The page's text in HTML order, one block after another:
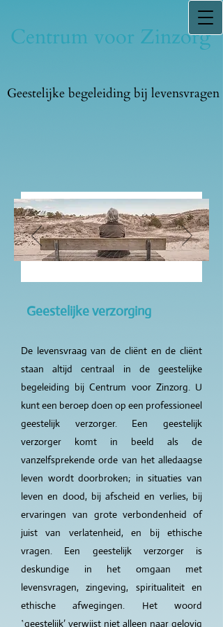
Centrum voor Zinzorg
Geestelijke begeleiding bij levensvragen
Geestelijke verzorging
De levensvraag van de cliënt en de cliënt
staan altijd centraal in de geestelijke
begeleiding bij Centrum voor Zinzorg. U
kunt een beroep doen op een professioneel
geestelijk verzorger. Een geestelijk
verzorger komt in beeld als de
vanzelfsprekende orde van het alledaagse
leven wordt doorbroken; in situaties van
leven en dood, bij afscheid en verlies, bij
ervaringen van grote verbondenheid of
juist van verlatenheid, en bij ethische
vragen. Een geestelijk verzorger is
deskundige in het omgaan met
levensvragen, zingeving, spiritualiteit en
ethische afwegingen. Het woord
‛geestelijk’ verwijst niet alleen naar gelovig